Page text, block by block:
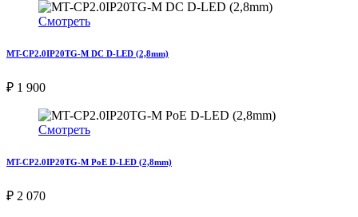
Смотреть
MT-CP2.0IP20TG-M DC D-LED (2,8mm)
₽ 1 900
Смотреть
MT-CP2.0IP20TG-M PoE D-LED (2,8mm)
₽ 2 070